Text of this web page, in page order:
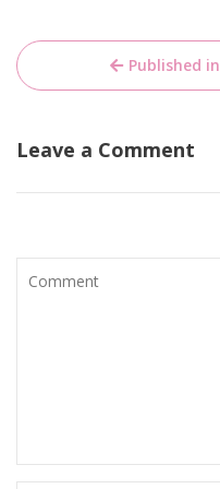
Bericht
navigatie
Published in
Leave a Comment